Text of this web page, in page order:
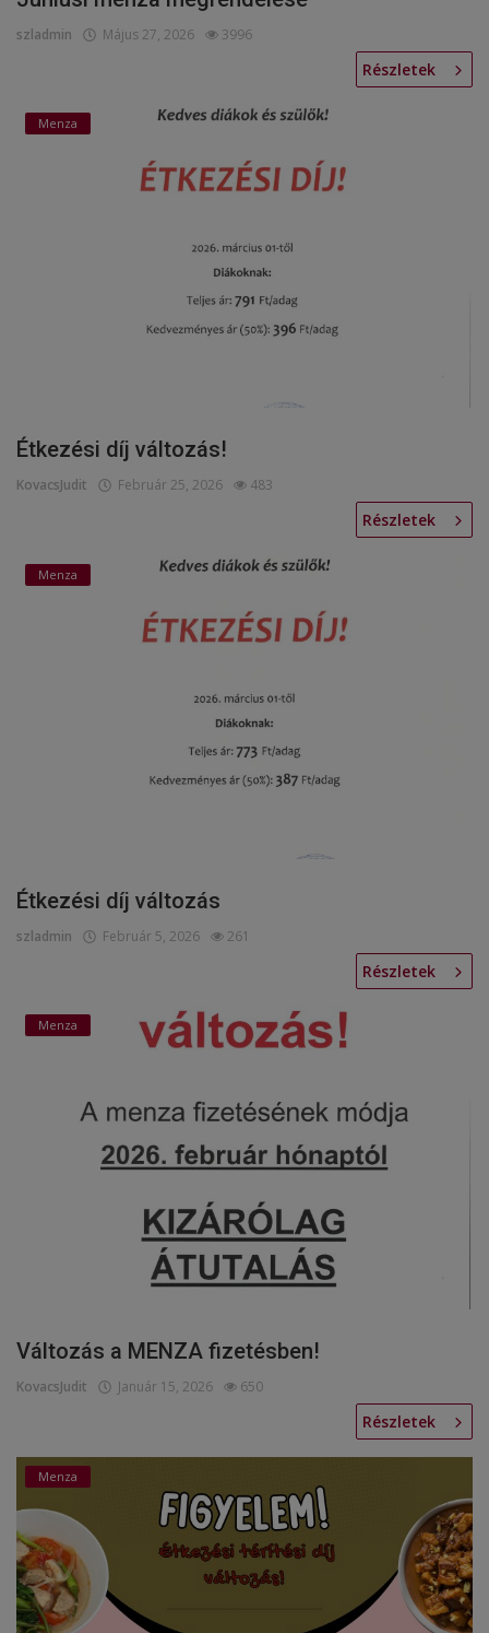
Képzéseink
Dokumentumok
mail:szentlaszlodebrecen@gmail.c
om Cím:Debrecen, Thomas Mann
szladmin Május 27, 2026 3996
Részletek
Menza
Étkezési díj változás!
KovacsJudit Február 25, 2026 483
Részletek
Menza
Étkezési díj változás
szladmin Február 5, 2026 261
Részletek
Menza
Változás a MENZA fizetésben!
KovacsJudit Január 15, 2026 650
Részletek
Menza